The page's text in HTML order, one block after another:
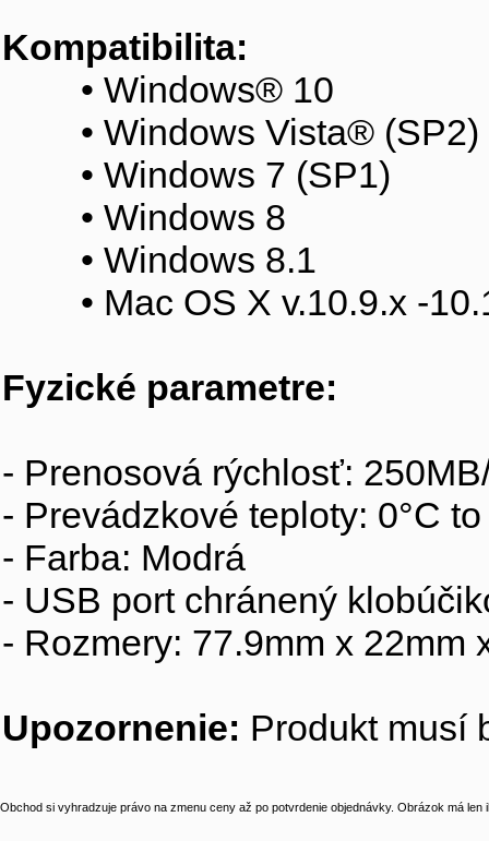
Kompatibilita:
• Windows® 10
• Windows Vista® (SP2)
• Windows 7 (SP1)
• Windows 8
• Windows 8.1
• Mac OS X v.10.9.x -
Fyzické parametre:
- Prenosová rýchlosť:
- Prevádzkové teploty: 0°C to
- Farba: Modrá
- USB port chránený
- Rozmery: 77.9mm x 22mm
Upozornenie: Produkt musí
Obchod si vyhradzuje právo na zmenu ceny až po potvrdenie objednávky. Obrázok má len